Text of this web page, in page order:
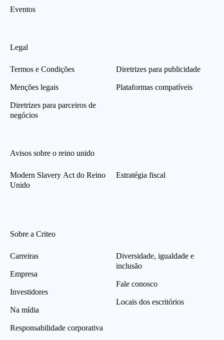
Eventos
Legal
Termos e Condições
Menções legais
Diretrizes para parceiros de
negócios
Diretrizes para publicidade
Plataformas compatíveis
Avisos sobre o reino unido
Modern Slavery Act do Reino
Unido
Estratégia fiscal
Sobre a Criteo
Carreiras
Empresa
Investidores
Na mídia
Responsabilidade corporativa
Diversidade, igualdade e
inclusão
Fale conosco
Locais dos escritórios